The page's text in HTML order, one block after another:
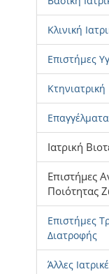
Κλινική
Επιστήμες
Κτηνιατρική
Ιατρική
Επιστήμες
Ποιότητας
Επιστήμες
Διατροφής
Άλλες